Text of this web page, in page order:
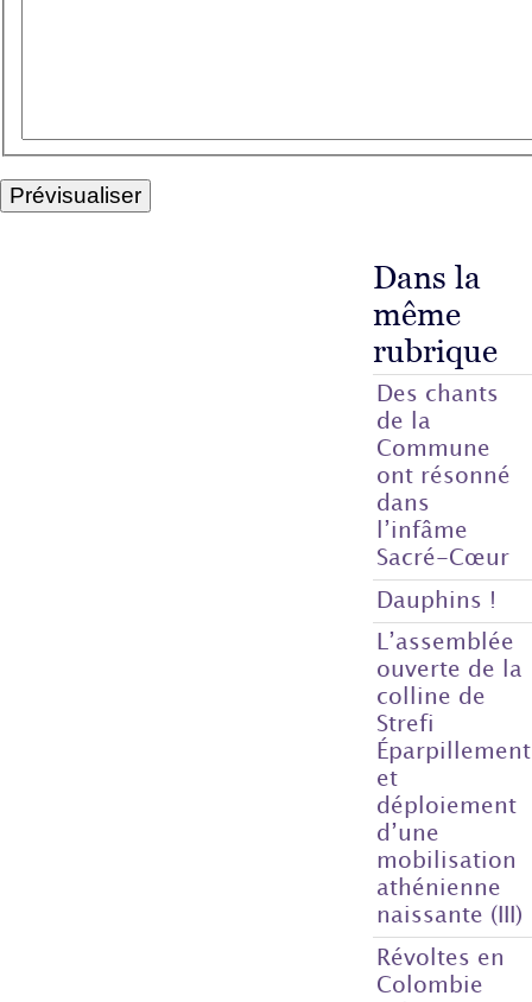
Dans la
même
rubrique
Des chants
de la
Commune
ont résonné
dans
l’infâme
Sacré-Cœur
Dauphins !
L’assemblée
ouverte de la
colline de
Strefi
Éparpillement
et
déploiement
d’une
mobilisation
athénienne
naissante (III)
Révoltes en
Colombie